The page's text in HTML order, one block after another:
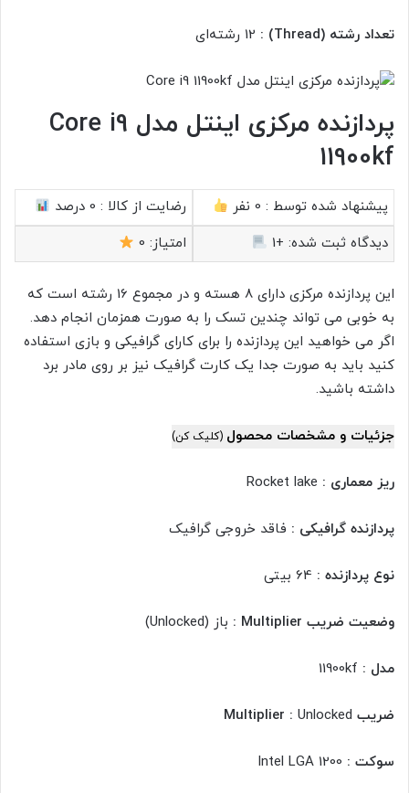
تعداد رشته (Thread) :
پردازنده مرکزی اینتل مدل Core i9
11900kf
پیشنهاد شده توسط : 0 نفر رضایت از کالا : 0 درصد
دیدگاه ثبت شده: +1 امتیاز: 0
این پردازنده مرکزی دارای 8 هسته و در مجموع 16 رشته است که
به خوبی می تواند چندین تسک را به صورت همزمان انجام دهد.
اگر می خواهید این پردازنده را برای کارای گرافیکی و بازی استفاده
کنید باید به صورت جدا یک کارت گرافیک نیز بر روی مادر برد
داشته باشید.
جزئیات و مشخصات محصول (کلیک کن)
ریز معماری :
پردازنده گرافیکی : فاقد خروجی گرافیک
نوع پردازنده :
وضعیت ضریب Multiplier : باز (Unlocked)
مدل :
ضریب Multiplier : Unlocked
سوکت :